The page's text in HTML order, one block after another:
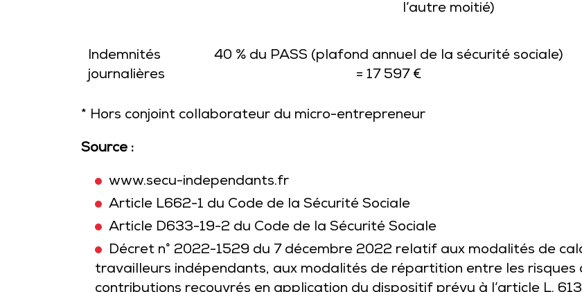
l’autre moitié)
Indemnités
journalières
40 % du PASS (plafond annuel de la sécurité sociale)
= 17 597 €
* Hors conjoint collaborateur du micro-entrepreneur
Source :
www.secu-independants.fr
Article L662-1 du Code de la Sécurité Sociale
Article D633-19-2 du Code de la Sécurité Sociale
Décret n° 2022-1529 du 7 décembre 2022 relatif aux modalités de
travailleurs indépendants, aux modalités de répartition entre les